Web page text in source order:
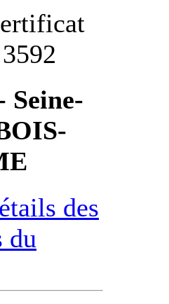
Seine-
des
du